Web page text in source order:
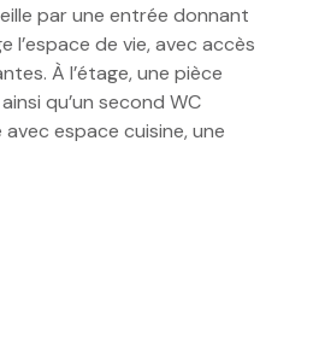
par une entrée donnant
l’espace de vie, avec accès
À l’étage, une pièce
qu’un second WC
espace cuisine, une
le bricolage.